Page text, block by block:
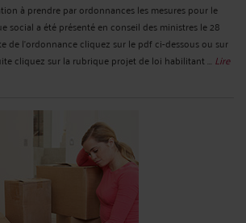
à prendre par ordonnances les mesures pour le
social a été présenté en conseil des ministres le 28
de l’ordonnance cliquez sur le pdf ci-dessous ou sur
cliquez sur la rubrique projet de loi habilitant ... Lire